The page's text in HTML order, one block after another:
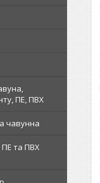
ПЕ, ПВХ
чавунна
та ПВХ